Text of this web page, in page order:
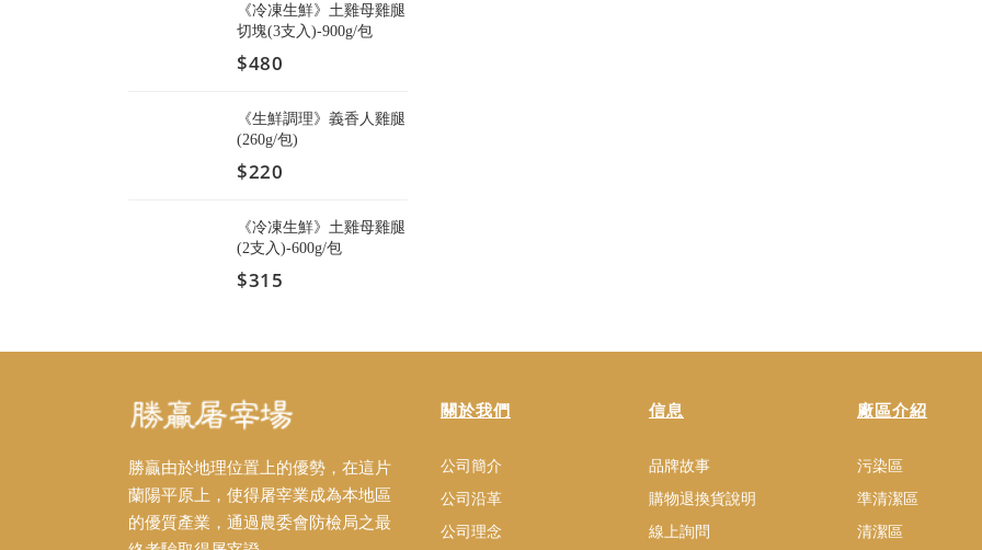
《冷凍生鮮》土雞母雞腿
切塊(3支入)-900g/包
$480
《生鮮調理》義香人雞腿
(260g/包)
$220
《冷凍生鮮》土雞母雞腿
(2支入)-600g/包
$315
勝贏由於地理位置上的優勢，在這片
蘭陽平原上，使得屠宰業成為本地區
的優質產業，通過農委會防檢局之最
關於我們
公司簡介
公司沿革
公司理念
信息
品牌故事
購物退換貨說明
線上詢問
廠區介紹
污染區
準清潔區
清潔區